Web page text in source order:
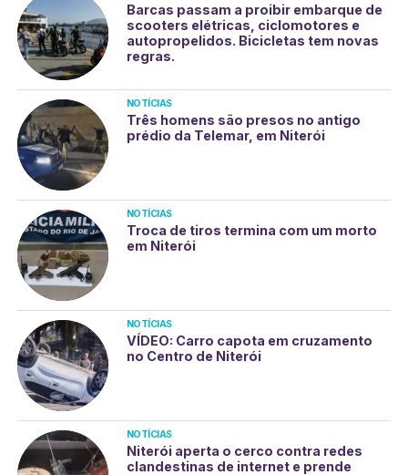
Barcas passam a proibir embarque de
scooters elétricas, ciclomotores e
autopropelidos. Bicicletas tem novas
regras.
NOTÍCIAS
Três homens são presos no antigo
prédio da Telemar, em Niterói
NOTÍCIAS
Troca de tiros termina com um morto
em Niterói
NOTÍCIAS
VÍDEO: Carro capota em cruzamento
no Centro de Niterói
NOTÍCIAS
Niterói aperta o cerco contra redes
clandestinas de internet e prende